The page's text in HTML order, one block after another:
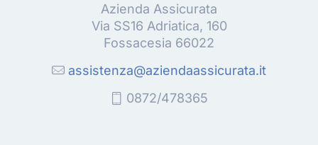
Azienda Assicurata
Via SS16 Adriatica, 160
Fossacesia 66022
assistenza@aziendaassicurata.it
0872/478365